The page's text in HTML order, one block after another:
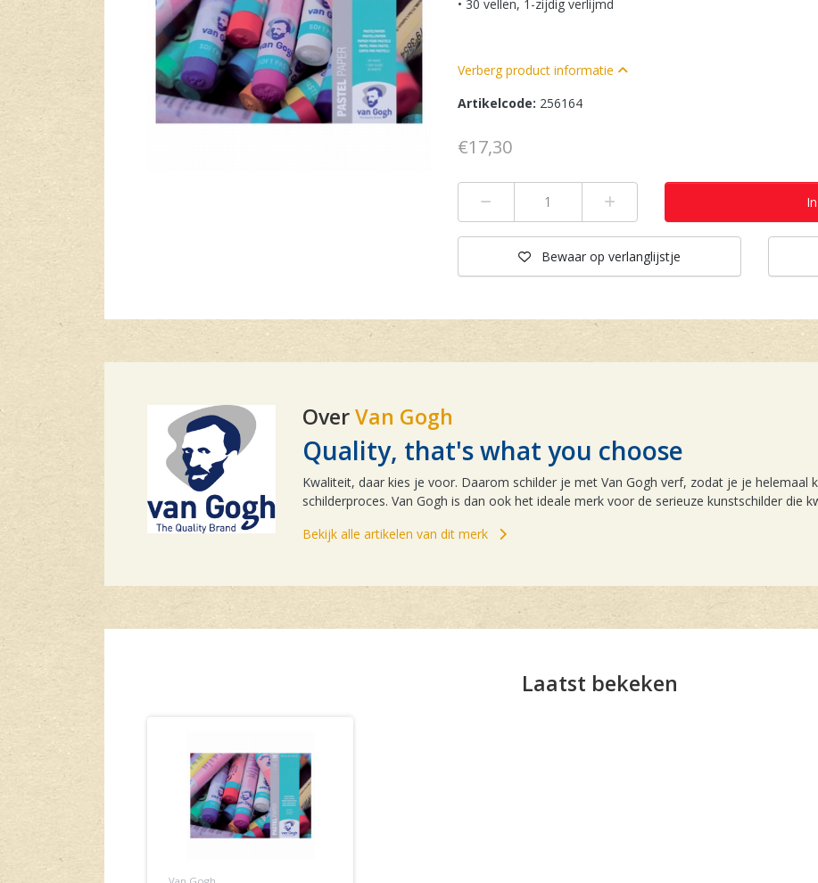
• 30 vellen, 1-zijdig verlijmd
Verberg product informatie
Artikelcode: 256164
€17,30
Bewaar op verlanglijstje
OverVan Gogh
Quality, that's what you choose
Kwaliteit, daar kies je voor. Daarom schilder je met Van Gogh verf, zodat je je helemaal
schilderproces. Van Gogh is dan ook het ideale merk voor de serieuze kunstschilder die
Bekijk alle artikelen van dit merk
Laatst bekeken